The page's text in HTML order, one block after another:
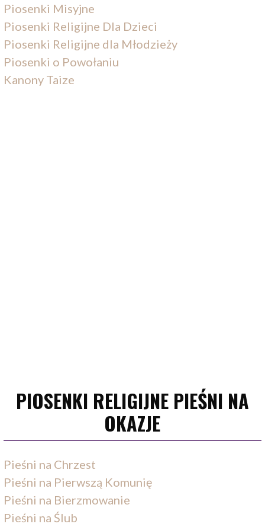
Piosenki Misyjne
Piosenki Religijne Dla Dzieci
Piosenki Religijne dla Młodzieży
Piosenki o Powołaniu
Kanony Taize
PIOSENKI RELIGIJNE PIEŚNI NA
OKAZJE
Pieśni na Chrzest
Pieśni na Pierwszą Komunię
Pieśni na Bierzmowanie
Pieśni na Ślub